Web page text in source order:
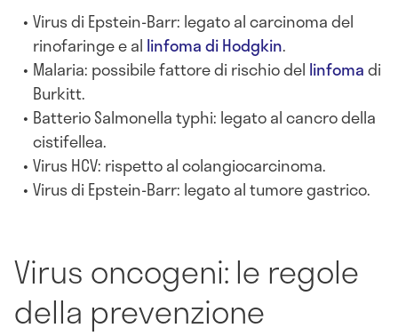
Virus di Epstein-Barr: legato al carcinoma del
rinofaringe e al linfoma di Hodgkin.
Malaria: possibile fattore di rischio del linfomadi
Burkitt.
Batterio Salmonella typhi: legato al cancro della
cistifellea.
Virus HCV: rispetto al colangiocarcinoma.
Virus di Epstein-Barr: legato al tumore gastrico.
Virus oncogeni: le regole
della prevenzione